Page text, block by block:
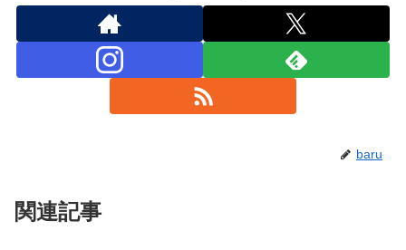
baru
関連記事